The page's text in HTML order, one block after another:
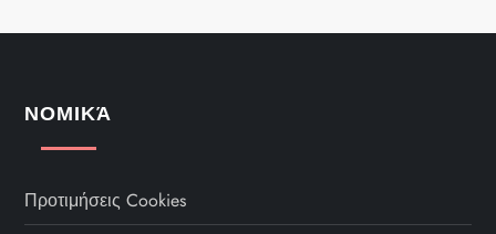
ΝΟΜΙΚΆ
Προτιμήσεις Cookies